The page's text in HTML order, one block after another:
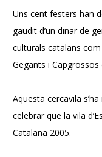
Uns cent festers han
gaudit d’un dinar de
culturals catalans com
Gegants i Capgrossos
Aquesta cercavila
celebrar que la vila
Catalana 2005.